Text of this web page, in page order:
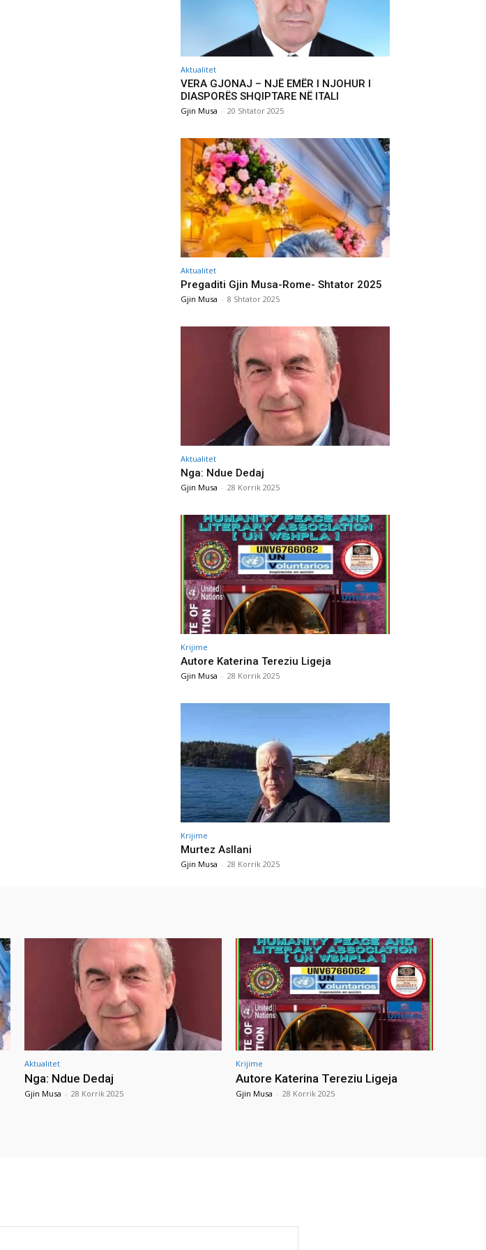
Aktualitet
VERA GJONAJ – NJË EMËR I NJOHUR I
DIASPORËS SHQIPTARE NË ITALI
Gjin Musa - 20 Shtator 2025
Aktualitet
Pregaditi Gjin Musa-Rome- Shtator 2025
Gjin Musa - 8 Shtator 2025
Aktualitet
Nga: Ndue Dedaj
Gjin Musa - 28 Korrik 2025
Krijime
Autore Katerina Tereziu Ligeja
Gjin Musa - 28 Korrik 2025
Krijime
Murtez Asllani
Gjin Musa - 28 Korrik 2025
Aktualitet
Nga: Ndue Dedaj
Gjin Musa - 28 Korrik 2025
Krijime
Autore Katerina Tereziu Ligeja
Gjin Musa - 28 Korrik 2025